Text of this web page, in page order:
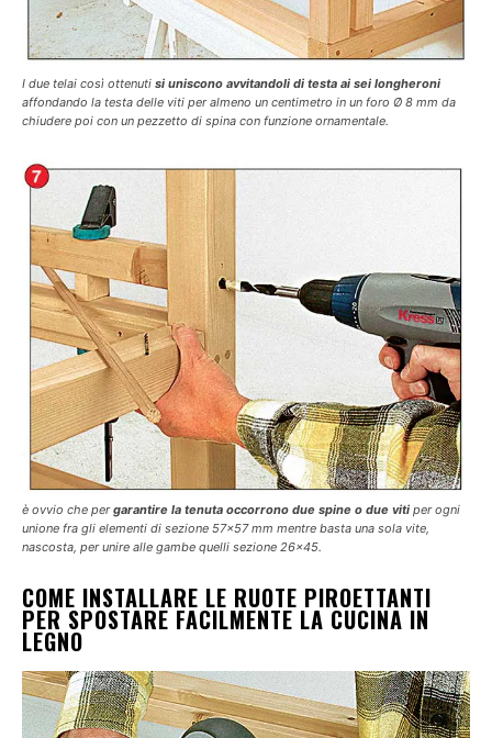
I due telai così ottenuti si uniscono avvitandoli di testa ai sei longheroni
affondando la testa delle viti per almeno un centimetro in un foro Ø 8 mm da
chiudere poi con un pezzetto di spina con funzione ornamentale.
è ovvio che pergarantire la tenuta occorrono due spine o due viti per ogni
unione fra gli elementi di sezione 57×57 mm mentre basta una sola vite,
nascosta, per unire alle gambe quelli sezione 26×45.
COME INSTALLARE LE RUOTE PIROETTANTI
PER SPOSTARE FACILMENTE LA CUCINA IN
LEGNO